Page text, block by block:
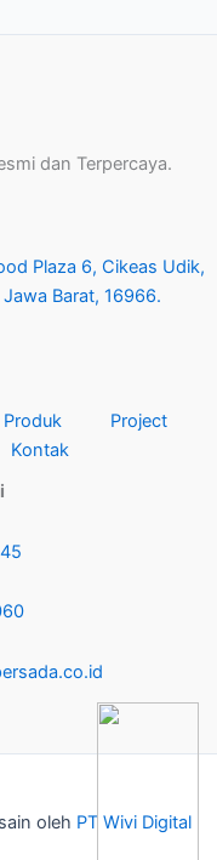
dan Terpercaya.
Plaza 6, Cikeas Udik,
Barat, 16966.
Produk
Project
Kontak
oleh PT Wivi Digital